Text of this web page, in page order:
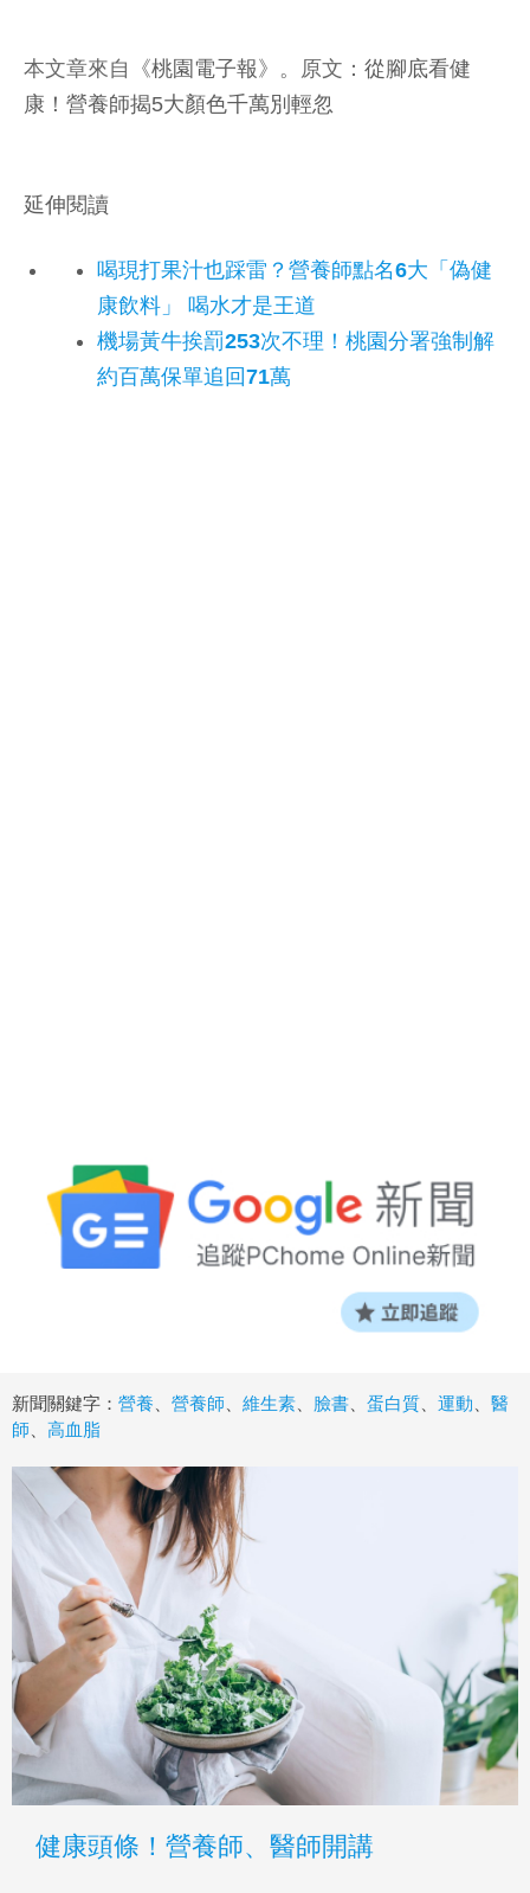
本文章來自《桃園電子報 》。原文： 從腳底看健
康！營養師揭5大顏色千萬別輕忽
延伸閱讀
喝現打果汁也踩雷？營養師點名6大「偽健
康飲料」 喝水才是王道
機場黃牛挨罰253次不理！桃園分署強制解
約百萬保單追回71萬
新聞關鍵字： 營養、 營養師、 維生素、 臉書、 蛋白質、 運動、 醫
師、 高血脂
健康頭條！營養師、醫師開講